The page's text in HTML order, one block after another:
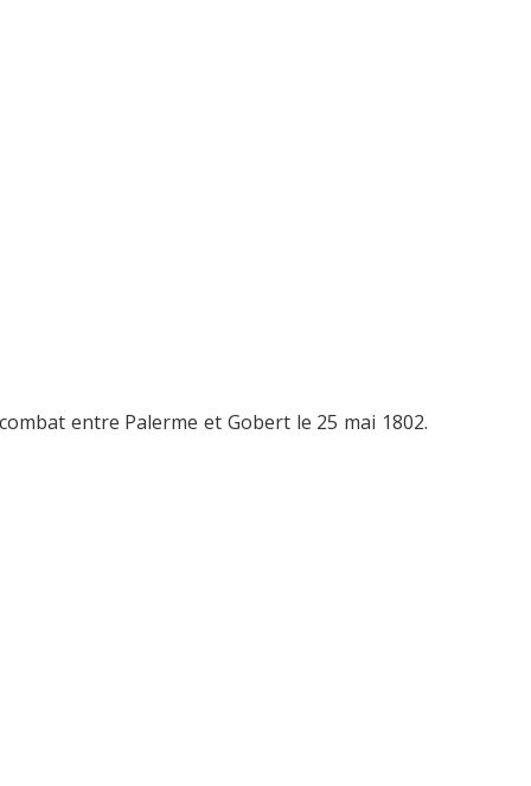
entre Palerme et Gobert le 25 mai 1802.